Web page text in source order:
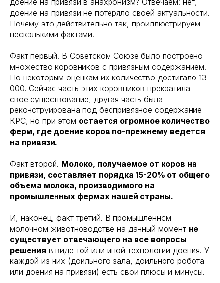
доение на привязи в анахронизм? Отвечаем: нет,
доение на привязи не потеряло своей актуальности.
Почему это действительно так, проиллюстрируем
несколькими фактами.
Факт первый. В Советском Союзе было построено
множество коровников с привязным содержанием.
По некоторым оценкам их количество достигало 13
000. Сейчас часть этих коровников прекратила
свое существование, другая часть была
реконструирована под беспривязное содержание
КРС, но при этом остается огромное количество
ферм, где доение коров по-прежнему ведется
на привязи.
Факт второй. Молоко, получаемое от коров на
привязи, составляет порядка 15-20% от общего
объема молока, производимого на
промышленных фермах нашей страны.
И, наконец, факт третий. В промышленном
молочном животноводстве на данный момент не
существует отвечающего на все вопросы
решения в виде той или иной технологии доения. У
каждой из них (доильного зала, доильного робота
или доения на привязи) есть свои плюсы и минусы.